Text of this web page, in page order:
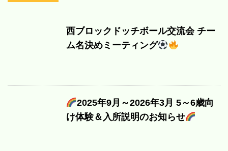
西ブロックドッチボール交流会 チー
ム名決めミーティング
2025年9月～2026年3月 5～6歳向
け体験＆入所説明のお知らせ